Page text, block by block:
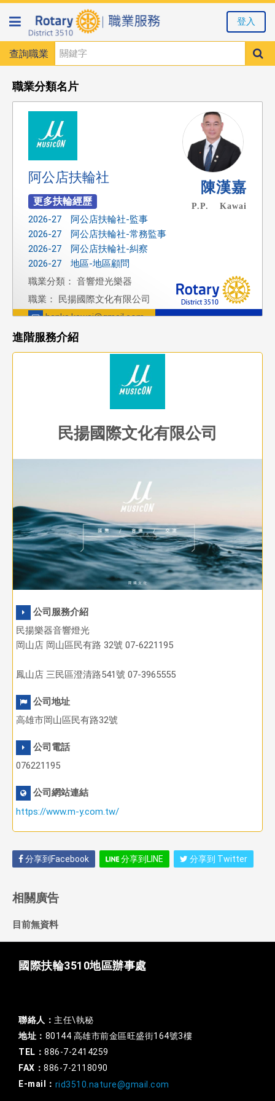
查詢職業
登入
職業分類名片
阿公店扶輪社
2026-27 阿公店扶輪社-監事
2026-27 阿公店扶輪社-常務監事
2026-27 阿公店扶輪社-糾察
2026-27 地區-地區顧問
職業分類： 音響燈光樂器
職業： 民揚國際文化有限公司
hanks.kawai@gmail.com
陳漢嘉
P.P. Kawai
進階服務介紹
民揚國際文化有限公司
公司服務介紹
民揚樂器音響燈光
岡山店 岡山區民有路 32號 07-6221195
鳳山店 三民區澄清路541號 07-3965555
公司地址
高雄市岡山區民有路32號
公司電話
076221195
公司網站連結
https://www.m-y.com.tw/
分享到Facebook 分享到LINE 分享到 Twitter
相關廣告
目前無資料
國際扶輪3510地區辦事處
聯絡人： 主任\執秘
地址： 80144 高雄市前金區旺盛街164號3樓
TEL： 886-7-2414259
FAX： 886-7-2118090
E-mail： rid3510.nature@gmail.com